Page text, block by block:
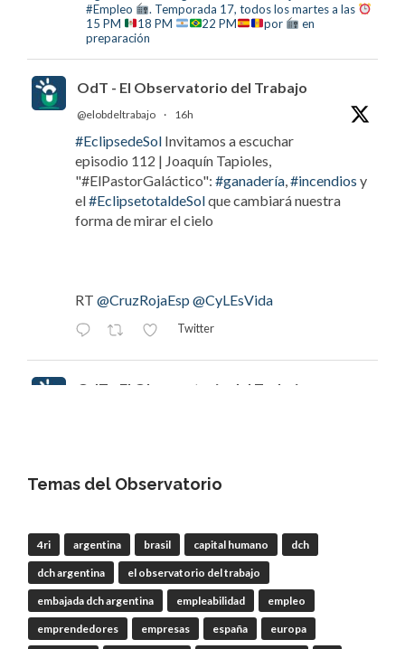
#Empleo
. Temporada 17, todos los martes a las
15 PM
18 PM 22 PM por
en
preparación
OdT - El Observatorio del Trabajo
@elobdeltrabajo · 16h
#EclipsedeSol Invitamos a escuchar
episodio 112 | Joaquín Tapioles,
"#ElPastorGaláctico": #ganadería #incendios y
el#EclipsetotaldeSolque cambiará nuestra
forma de mirar el cielo
RT @CruzRojaEsp @CyLEsVida
Twitter
OdT - El Observatorio del Trabajo
"#ElPastorGaláctico": ganadería, incendios y el
RT@CEmprendeRadio @CREenZamora
Twitter
Temas del Observatorio
4ri argentina brasil capital humano dch
dch argentina el observatorio del trabajo
embajada dch argentina empleabilidad empleo
emprendedores empresas españa europa